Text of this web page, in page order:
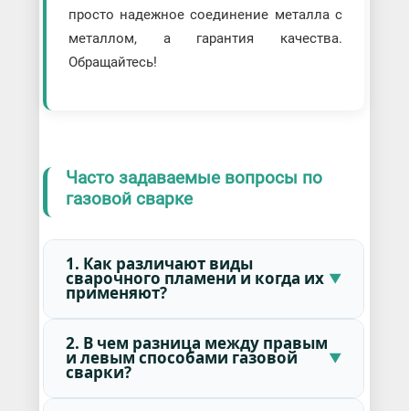
просто надежное соединение металла с
металлом, а гарантия качества.
Обращайтесь!
Часто задаваемые вопросы по
газовой сварке
1. Как различают виды
сварочного пламени и когда их
применяют?
2. В чем разница между правым
и левым способами газовой
сварки?